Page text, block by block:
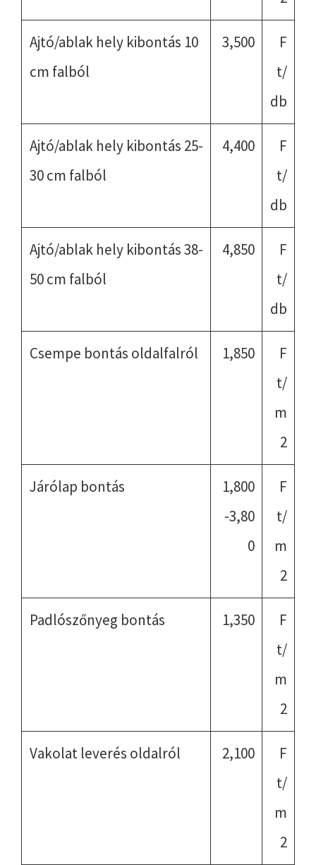
Ajtó/ablak hely kibontás 10
cm falból
3,500
F
t/
db
Ajtó/ablak hely kibontás 25-
30 cm falból
4,400
F
t/
db
Ajtó/ablak hely kibontás 38-
50 cm falból
4,850
F
t/
db
Csempe bontás oldalfalról 1,850
F
t/
m
2
Járólap bontás
1,800
-3,80
0
F
t/
m
2
Padlószőnyeg bontás 1,350
F
t/
m
2
Vakolat leverés oldalról 2,100
F
t/
m
2